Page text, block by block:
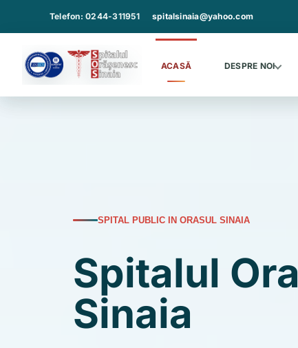
Telefon: 0244-311951 spitalsinaia@yahoo.com
ACASĂ DESPRE NOI
SPITAL PUBLIC IN ORASUL SINAIA
Spitalul
Sinaia